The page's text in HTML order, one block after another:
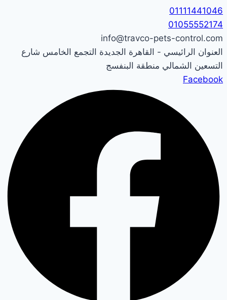
التجاوز
إلى
المحتوى
01111441046
01055552174
info@travco-pets-control.com
العنوان الرائيسي - القاهرة الجديدة التجمع الخامس شارع
التسعين الشمالي منطقة البنفسج
Facebook